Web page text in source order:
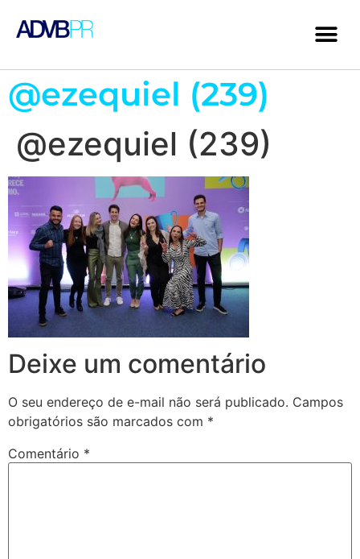
@ezequiel (239)
@ezequiel (239)
Deixe um comentário
O seu endereço de e-mail não será publicado. Campos
obrigatórios são marcados com *
Comentário *